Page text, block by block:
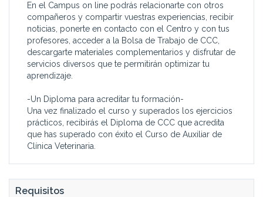
En el Campus on line podrás relacionarte con otros
compañeros y compartir vuestras experiencias, recibir
noticias, ponerte en contacto con el Centro y con tus
profesores, acceder a la Bolsa de Trabajo de CCC,
descargarte materiales complementarios y disfrutar de
servicios diversos que te permitirán optimizar tu
aprendizaje.
-Un Diploma para acreditar tu formación-
Una vez finalizado el curso y superados los ejercicios
prácticos, recibirás el Diploma de CCC que acredita
que has superado con éxito el Curso de Auxiliar de
Clínica Veterinaria.
Requisitos